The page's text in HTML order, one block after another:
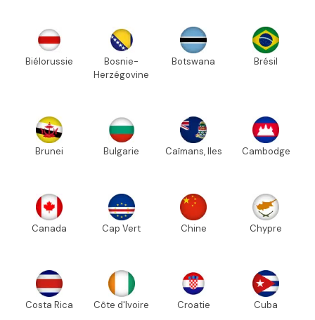
Biélorussie
Bosnie-
Herzégovine
Botswana Brésil
Brunei Bulgarie Caïmans, Iles Cambodge
Canada Cap Vert Chine Chypre
Costa Rica Côte d'Ivoire Croatie Cuba